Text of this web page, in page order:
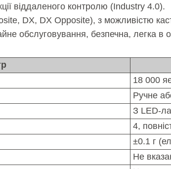
віддаленого контролю (Industry 4.0).
DX, DX Opposite), з можливістю
обслуговування, безпечна, легка в
18 000
Ручне
З LED-
4,
±0.1 г
Не